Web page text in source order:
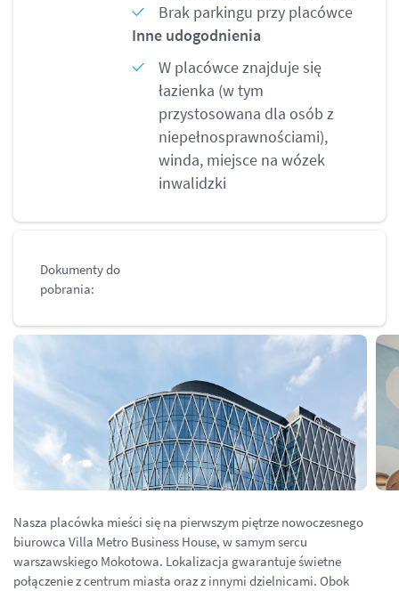
Brak parkingu przy placówce
Inne udogodnienia
W placówce znajduje się
łazienka (w tym
przystosowana dla osób z
niepełnosprawnościami),
winda, miejsce na wózek
inwalidzki
Dokumenty do
pobrania:
Nasza placówka mieści się na pierwszym piętrze nowoczesnego
biurowca Villa Metro Business House, w samym sercu
warszawskiego Mokotowa. Lokalizacja gwarantuje świetne
połączenie z centrum miasta oraz z innymi dzielnicami. Obok